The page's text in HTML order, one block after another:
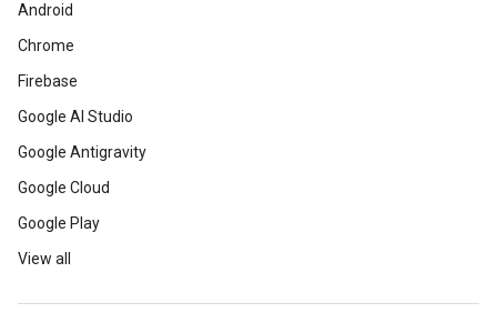
Android
Chrome
Firebase
Google AI Studio
Google Antigravity
Google Cloud
Google Play
View all